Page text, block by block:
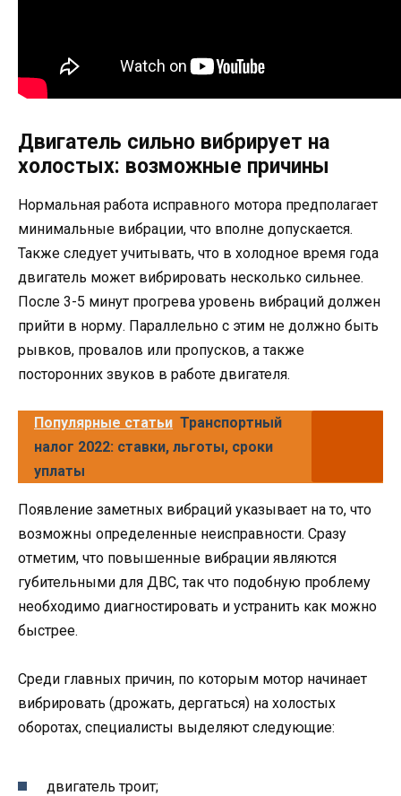
Двигатель сильно вибрирует на
холостых: возможные причины
Нормальная работа исправного мотора предполагает
минимальные вибрации, что вполне допускается.
Также следует учитывать, что в холодное время года
двигатель может вибрировать несколько сильнее.
После 3-5 минут прогрева уровень вибраций должен
прийти в норму. Параллельно с этим не должно быть
рывков, провалов или пропусков, а также
посторонних звуков в работе двигателя.
Популярные статьи Транспортный
налог 2022: ставки, льготы, сроки
уплаты
Появление заметных вибраций указывает на то, что
возможны определенные неисправности. Сразу
отметим, что повышенные вибрации являются
губительными для ДВС, так что подобную проблему
необходимо диагностировать и устранить как можно
быстрее.
Среди главных причин, по которым мотор начинает
вибрировать (дрожать, дергаться) на холостых
оборотах, специалисты выделяют следующие:
двигатель троит;